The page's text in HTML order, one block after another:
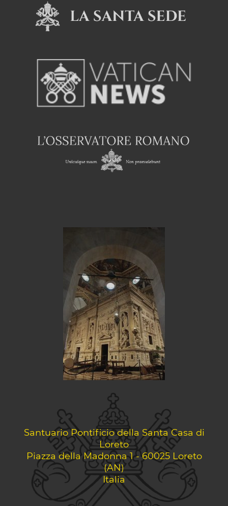
Santuario Pontificio della Santa Casa di
Loreto
Piazza della Madonna 1 - 60025 Loreto
(AN)
Italia